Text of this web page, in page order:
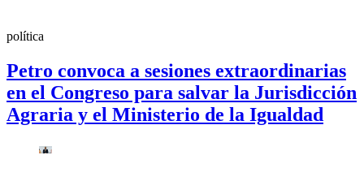
política
Petro convoca a sesiones extraordinarias
en el Congreso para salvar la Jurisdicción
Agraria y el Ministerio de la Igualdad